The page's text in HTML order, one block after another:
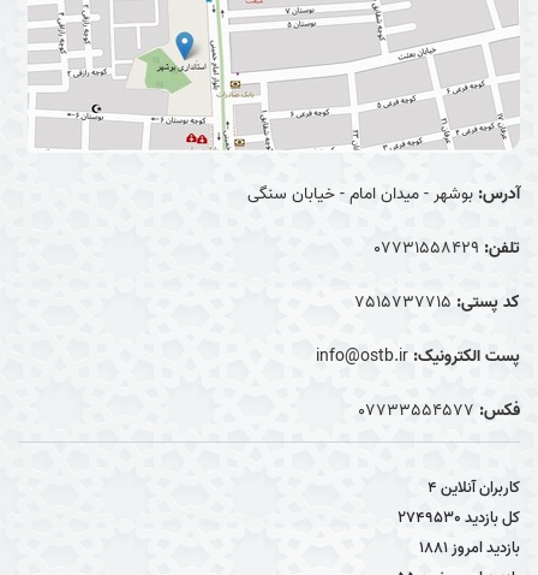
آدرس: بوشهر - میدان امام - خیابان سنگی
تلفن: 07731558429
کد پستی: 7515737715
پست الکترونیک: info@ostb.ir
فکس: 07733554577
کاربران آنلاین4
کل بازدید2749530
بازدید امروز1881